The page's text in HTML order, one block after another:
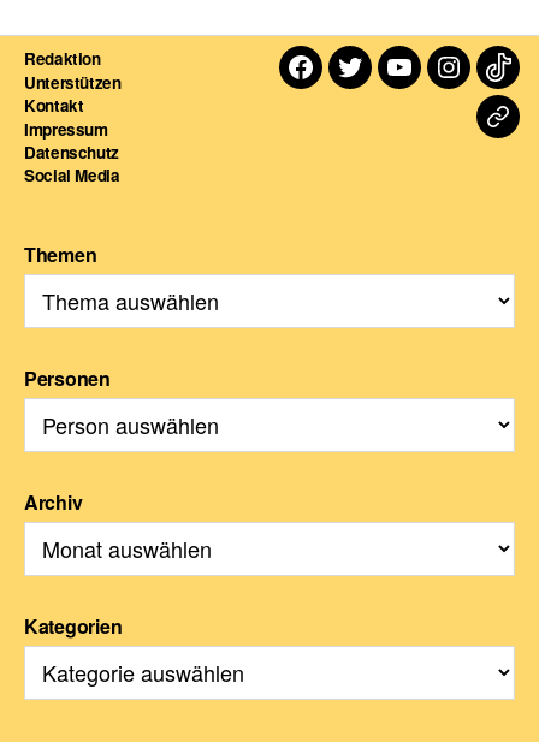
Redaktion
Unterstützen
Kontakt
Impressum
Datenschutz
Social Media
Facebook
TwitterYoutube
Themen
Personen
Archiv
Kategorien